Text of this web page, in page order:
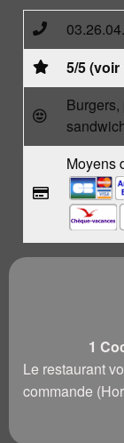
5/5 (voir
Moyens
1
Le restaurant
commande